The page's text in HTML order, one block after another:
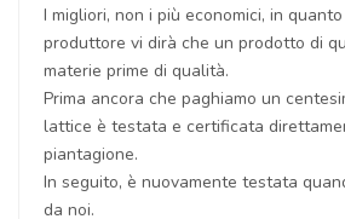
I migliori, non i più economici, in
produttore vi dirà che un prodotto di
materie prime di qualità.
Prima ancora che paghiamo un
lattice è testata e certificata
piantagione.
In seguito, è nuovamente testata
da noi.